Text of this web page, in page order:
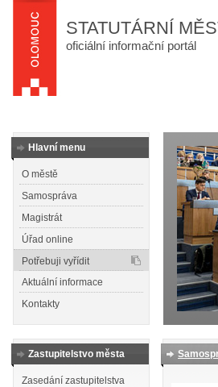
STATUTÁRNÍ
oficiální informační portál
Hlavní menu
O městě
Samospráva
Magistrát
Úřad online
Potřebuji vyřídit
Aktuální informace
Kontakty
Zastupitelstvo města
Zasedání zastupitelstva